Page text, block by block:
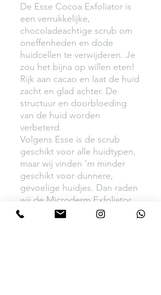
De Esse Cocoa Exfoliator is
een verrukkelijke,
chocoladeachtige scrub om
oneffenheden en dode
huidcellen te verwijderen. Je
zou het bijna op willen eten!
Rijk aan cacao en laat de huid
zacht en glad achter. De
structuur en doorbloeding
van de huid worden
verbeterd.
Volgens Esse is de scrub
geschikt voor alle huidtypen,
maar wij vinden ‘m minder
geschikt voor dunnere,
gevoelige huidjes. Dan raden
wij de Microderm Exfoliator